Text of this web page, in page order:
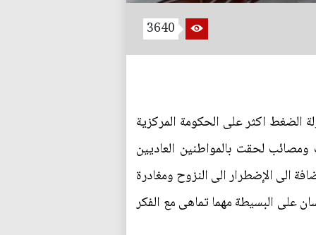
3640
الضغط اكثر على الحكومة المركزية
لحقت بالمواطنين العاديين
الى الإضطرار الى النزوح ومغادرة
على البسيطة مهما تماهى مع الفكر